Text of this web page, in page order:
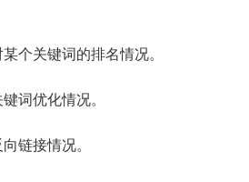
个关键词的排名情况。
词优化情况。
链接情况。